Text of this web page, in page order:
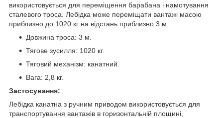
використовується для переміщення барабана і намотування
сталевого троса. Лебідка може переміщати вантажі масою
приблизно до 1020 кг на відстань приблизно 3 м.
Довжина троса: 3 м.
Тягове зусилля: 1020 кг.
Тяговий механізм: канатний.
Вага: 2,8 кг.
Застосування:
Лебідка канатна з ручним приводом використовується для
транспортування вантажів в горизонтальній площині,